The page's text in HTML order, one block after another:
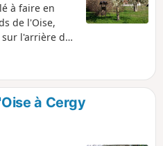
à faire en
de l'Oise,
sur l'arrière du
est
les sentiers.
à Cergy